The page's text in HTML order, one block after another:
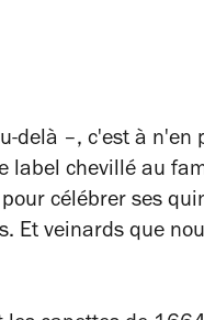
delà –, c'est à n'en
label chevillé au
célébrer ses
Et veinards que